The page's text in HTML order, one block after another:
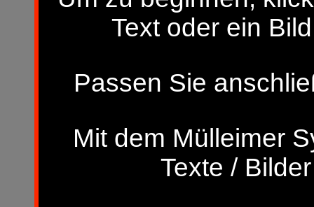
Text oder ein
Passen Sie
Mit dem Mülleimer
Texte /